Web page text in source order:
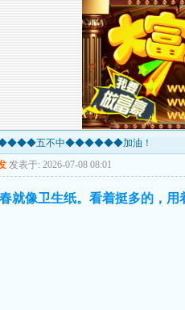
五不中◆◆◆◆◆◆加油！
发表于: 2026-07-08 08:01
就像卫生纸。看着挺多的，用